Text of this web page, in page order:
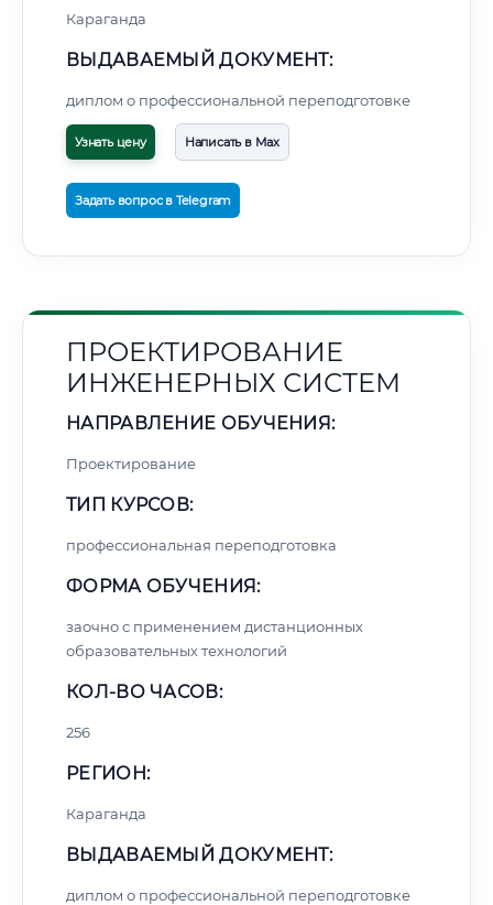
Караганда
ВЫДАВАЕМЫЙ ДОКУМЕНТ:
диплом о профессиональной переподготовке
Узнать цену Написать в Max
Задать вопрос в Telegram
ПРОЕКТИРОВАНИЕ
ИНЖЕНЕРНЫХ СИСТЕМ
НАПРАВЛЕНИЕ ОБУЧЕНИЯ:
Проектирование
ТИП КУРСОВ:
профессиональная переподготовка
ФОРМА ОБУЧЕНИЯ:
заочно с применением дистанционных
образовательных технологий
КОЛ-ВО ЧАСОВ:
256
РЕГИОН:
Караганда
ВЫДАВАЕМЫЙ ДОКУМЕНТ:
диплом о профессиональной переподготовке